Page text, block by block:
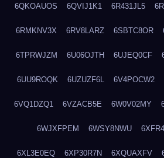
6QKOAUOS 6QVIJ1K1 6R431JL5
6RMKNV3X 6RV8LARZ 6SBTC8OR
6TPRWJZM 6U06OJTH 6UJEQ0CF
6UU9ROQK 6UZUZF6L 6V4POCW2
6VQ1DZQ1 6VZACB5E 6W0V02MY
6WJXFPEM 6WSY8NWU
6XL3E0EQ 6XP30R7N 6XQUAXFV